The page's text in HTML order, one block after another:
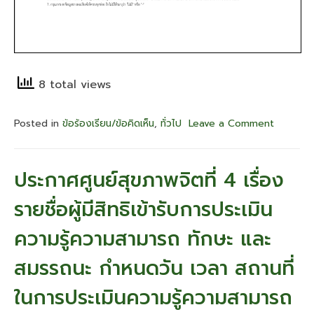
การ
ทักษะ
สมรรถนะ
ครั้ง
(สอบ
สัมภาษณ์)
8 total views
Posted in ข้อร้องเรียน/ข้อคิดเห็น, ทั่วไป Leave a Comment
ข้อ
มี
ส่วน
ได้
ส่วน
ประกาศศูนย์สุขภาพจิตที่ 4 เรื่อง
รายชื่อผู้มีสิทธิเข้ารับการประเมิน
ความรู้ความสามารถ ทักษะ และ
สมรรถนะ กำหนดวัน เวลา สถานที่
ในการประเมินความรู้ความสามารถ